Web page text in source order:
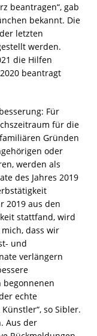
beantragen“, gab
bekannt. Die
letzten
werden.
die Hilfen
beantragt
Für
für die
Gründen
oder
werden als
des Jahres 2019
2019 aus den
stattfand, wird
dass wir
und
verlängern
begonnenen
echte
so Sibler.
Aus der